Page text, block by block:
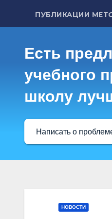
ПУБЛИКАЦИИ
Есть
учебного
школу
Написать о
НОВОСТИ